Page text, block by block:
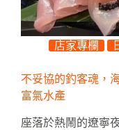
店家專欄
不妥協的釣客魂，
富氣水產
座落於熱鬧的遼寧